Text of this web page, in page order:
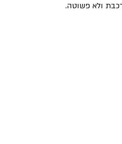
ולא פשוטה.